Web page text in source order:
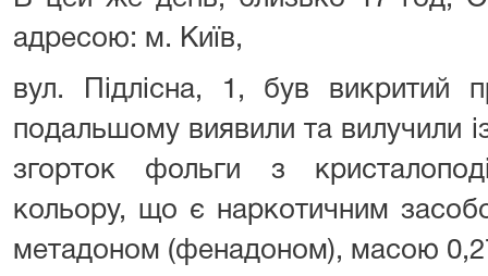
адресою: м. Київ,
вул. Підлісна, 1, був викритий
подальшому виявили та вилучили
згорток фольги з
кольору, що є наркотичним
метадоном (фенадоном), масою